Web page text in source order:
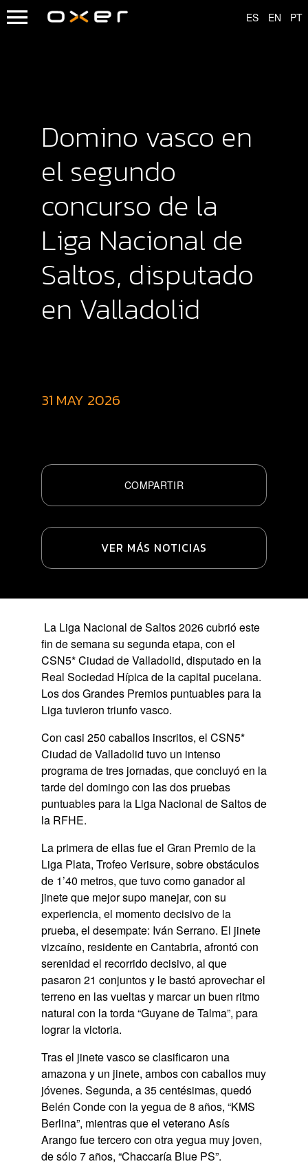
Domino vasco en
el segundo
concurso de la
Liga Nacional de
Saltos, disputado
en Valladolid
31 MAY 2026
COMPARTIR
VER MÁS NOTICIAS
La Liga Nacional de Saltos 2026 cubrió este
fin de semana su segunda etapa, con el
CSN5* Ciudad de Valladolid, disputado en la
Real Sociedad Hípica de la capital pucelana.
Los dos Grandes Premios puntuables para la
Liga tuvieron triunfo vasco.
Con casi 250 caballos inscritos, el CSN5*
Ciudad de Valladolid tuvo un intenso
programa de tres jornadas, que concluyó en la
tarde del domingo con las dos pruebas
puntuables para la Liga Nacional de Saltos de
la RFHE.
La primera de ellas fue el Gran Premio de la
Liga Plata, Trofeo Verisure, sobre obstáculos
de 1’40 metros, que tuvo como ganador al
jinete que mejor supo manejar, con su
experiencia, el momento decisivo de la
prueba, el desempate: Iván Serrano. El jinete
vizcaíno, residente en Cantabria, afrontó con
serenidad el recorrido decisivo, al que
pasaron 21 conjuntos y le bastó aprovechar el
terreno en las vueltas y marcar un buen ritmo
natural con la torda “Guyane de Talma”, para
lograr la victoria.
Tras el jinete vasco se clasificaron una
amazona y un jinete, ambos con caballos muy
jóvenes. Segunda, a 35 centésimas, quedó
Belén Conde con la yegua de 8 años, “KMS
Berlina”, mientras que el veterano Asís
Arango fue tercero con otra yegua muy joven,
de sólo 7 años, “Chaccaría Blue PS”.